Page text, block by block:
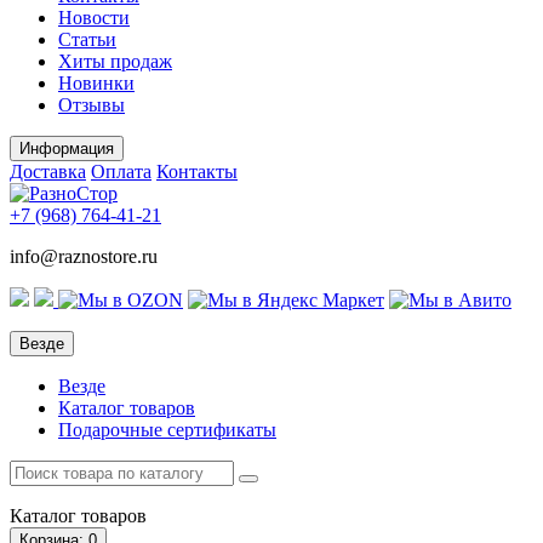
Новости
Статьи
Хиты продаж
Новинки
Отзывы
Информация
Доставка Оплата Контакты
+7 (968) 764-41-21
info@raznostore.ru
Везде
Везде
Каталог товаров
Подарочные сертификаты
Каталог товаров